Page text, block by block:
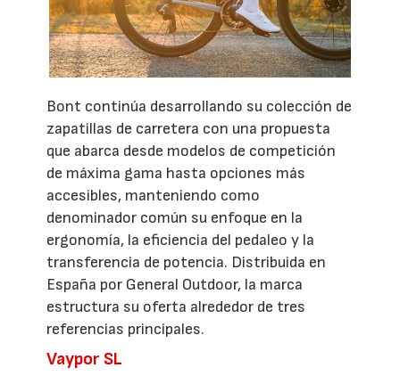
Bont continúa desarrollando su colección de
zapatillas de carretera con una propuesta
que abarca desde modelos de competición
de máxima gama hasta opciones más
accesibles, manteniendo como
denominador común su enfoque en la
ergonomía, la eficiencia del pedaleo y la
transferencia de potencia. Distribuida en
España por General Outdoor, la marca
estructura su oferta alrededor de tres
referencias principales.
Vaypor SL